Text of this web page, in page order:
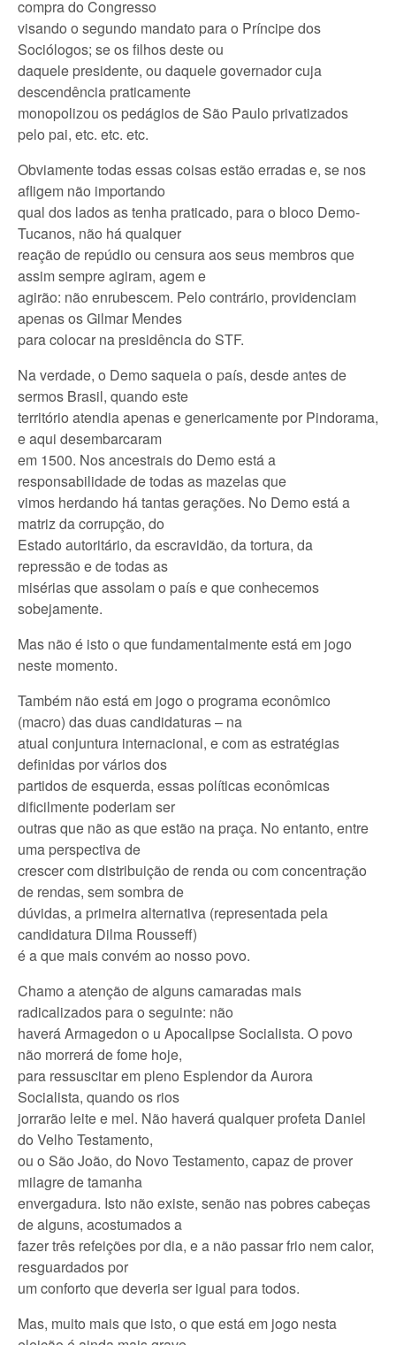
compra do Congresso
visando o segundo mandato para o Príncipe dos
Sociólogos; se os filhos deste ou
daquele presidente, ou daquele governador cuja
descendência praticamente
monopolizou os pedágios de São Paulo privatizados
pelo pai, etc. etc. etc.
Obviamente todas essas coisas estão erradas e, se nos
afligem não importando
qual dos lados as tenha praticado, para o bloco Demo-
Tucanos, não há qualquer
reação de repúdio ou censura aos seus membros que
assim sempre agiram, agem e
agirão: não enrubescem. Pelo contrário, providenciam
apenas os Gilmar Mendes
para colocar na presidência do STF.
Na verdade, o Demo saqueia o país, desde antes de
sermos Brasil, quando este
território atendia apenas e genericamente por Pindorama,
e aqui desembarcaram
em 1500. Nos ancestrais do Demo está a
responsabilidade de todas as mazelas que
vimos herdando há tantas gerações. No Demo está a
matriz da corrupção, do
Estado autoritário, da escravidão, da tortura, da
repressão e de todas as
misérias que assolam o país e que conhecemos
sobejamente.
Mas não é isto o que fundamentalmente está em jogo
neste momento.
Também não está em jogo o programa econômico
(macro) das duas candidaturas – na
atual conjuntura internacional, e com as estratégias
definidas por vários dos
partidos de esquerda, essas políticas econômicas
dificilmente poderiam ser
outras que não as que estão na praça. No entanto, entre
uma perspectiva de
crescer com distribuição de renda ou com concentração
de rendas, sem sombra de
dúvidas, a primeira alternativa (representada pela
candidatura Dilma Rousseff)
é a que mais convém ao nosso povo.
Chamo a atenção de alguns camaradas mais
radicalizados para o seguinte: não
haverá Armagedon o u Apocalipse Socialista. O povo
não morrerá de fome hoje,
para ressuscitar em pleno Esplendor da Aurora
Socialista, quando os rios
jorrarão leite e mel. Não haverá qualquer profeta Daniel
do Velho Testamento,
ou o São João, do Novo Testamento, capaz de prover
milagre de tamanha
envergadura. Isto não existe, senão nas pobres cabeças
de alguns, acostumados a
fazer três refeições por dia, e a não passar frio nem calor,
resguardados por
um conforto que deveria ser igual para todos.
Mas, muito mais que isto, o que está em jogo nesta